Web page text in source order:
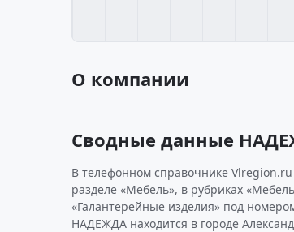
О компании
Сводные данные
В телефонном справочнике
разделе «Мебель», в рубриках
«Галантерейные изделия» под
НАДЕЖДА находится в городе